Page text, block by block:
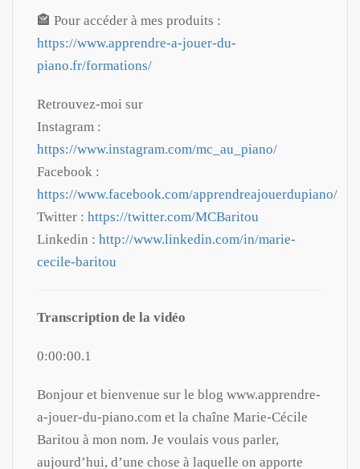
🏤 Pour accéder à mes produits :
https://www.apprendre-a-jouer-du-
piano.fr/formations/
Retrouvez-moi sur
Instagram :
https://www.instagram.com/mc_au_piano/
Facebook :
https://www.facebook.com/apprendreajouerdupiano/
Twitter : https://twitter.com/MCBaritou
Linkedin : http://www.linkedin.com/in/marie-
cecile-baritou
Transcription de la vidéo
0:00:00.1
Bonjour et bienvenue sur le blog www.apprendre-
a-jouer-du-piano.com et la chaîne Marie-Cécile
Baritou à mon nom. Je voulais vous parler,
aujourd’hui, d’une chose à laquelle on apporte